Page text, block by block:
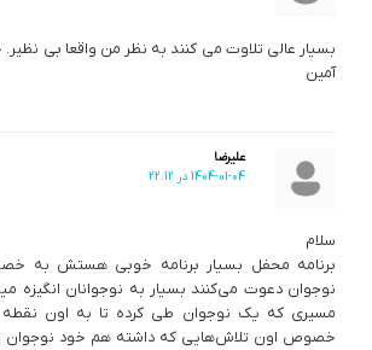
بسیار عالی تلاوت می کنند به نظر من واقعا بی
آمین
علیرضا
1404-01-04 در 22:12
سلام
برنامه محفل بسیار برنامه خوبی هستش به
نوجوان دعوت می‌کنند بسیار به نوجوانان انگیزه
مسیری که یک نوجوان طی کرده تا به اون
خصوص اون تلاش‌هایی که داشته هم خود نوجوان